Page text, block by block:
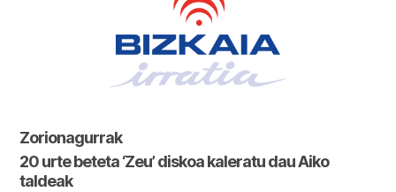
Zorionagurrak
20 urte beteta ‘Zeu’ diskoa kaleratu dau Aiko
taldeak